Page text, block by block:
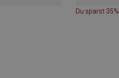
Du sparst 35%